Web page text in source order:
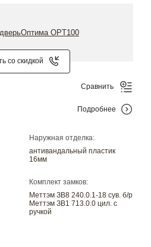
со скидкой
Наружная отделка:
антивандальный пластик
16мм
Комплект замков:
Меттэм ЗВ8 240.0.1-18 сув. б/р
Меттэм ЗВ1 713.0.0 цил. с
ручкой
Сравнить
Подробнее